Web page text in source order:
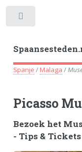
Spanje /Malaga /
Picasso
Bezoek het
- Tips & Tickets